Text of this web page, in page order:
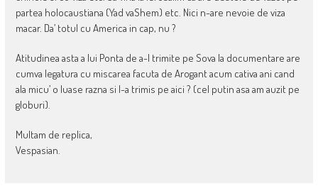
partea holocaustiana (Yad vaShem) etc. Nici n-are nevoie de viza
macar. Da’ totul cu America in cap, nu ?
Atitudinea asta a lui Ponta de a-l trimite pe Sova la documentare are
cumva legatura cu miscarea facuta de Arogant acum cativa ani cand
ala micu’ o luase razna si l-a trimis pe aici ? (cel putin asa am auzit pe
globuri).
Multam de replica,
Vespasian.